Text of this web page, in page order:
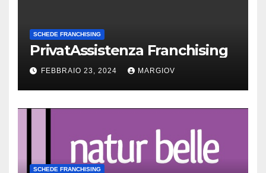
SCHEDE FRANCHISING
PrivatAssistenza Franchising
FEBBRAIO 23, 2024 MARGIOV
SCHEDE FRANCHISING